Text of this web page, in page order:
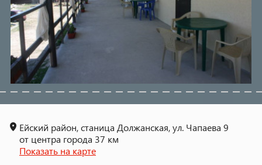
Ейский район, станица Должанская, ул. Чапаева 9
от центра города 37 км
Показать на карте